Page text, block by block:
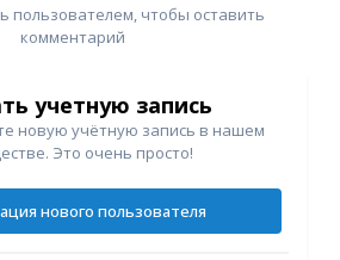
пользователем, чтобы оставить
комментарий
учетную запись
новую учётную запись в нашем
Это очень просто!
нового пользователя